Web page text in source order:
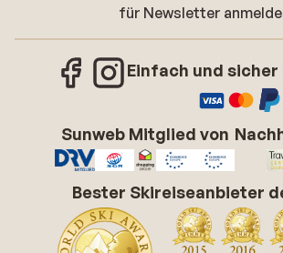
für Newsletter
Einfach und sicher
Sunweb Mitglied von
Bester Skireiseanbieter